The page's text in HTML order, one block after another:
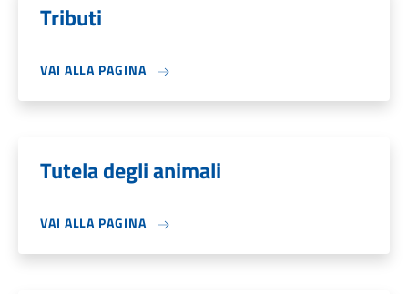
Tributi
VAI ALLA PAGINA
Tutela degli animali
VAI ALLA PAGINA